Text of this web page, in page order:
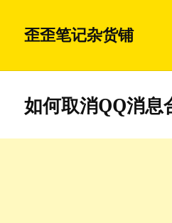
歪歪笔记杂货铺
如何取消QQ消息